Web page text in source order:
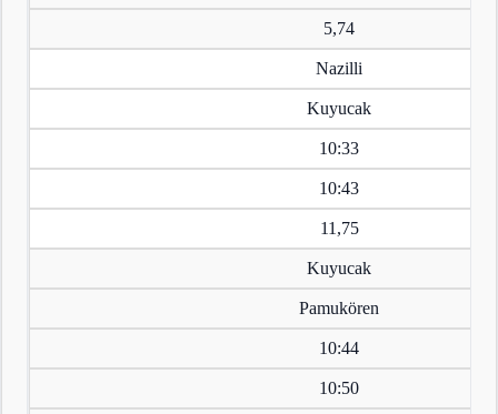
5,74
Nazilli
Kuyucak
10:33
10:43
11,75
Kuyucak
Pamukören
10:44
10:50